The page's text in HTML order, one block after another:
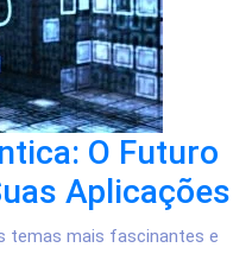
O Futuro
Aplicações
temas mais fascinantes e